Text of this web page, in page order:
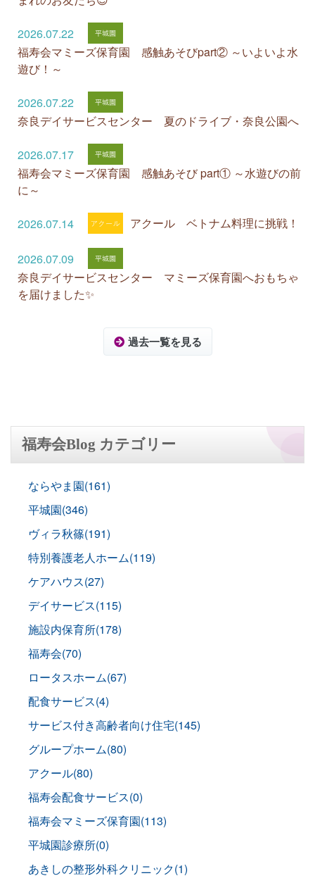
2026.07.22
福寿会マミーズ保育園 感触あそびpart② ～いよいよ水
遊び！～
2026.07.22
奈良デイサービスセンター 夏のドライブ・奈良公園へ
2026.07.17
福寿会マミーズ保育園 感触あそび part① ～水遊びの前
に～
2026.07.14 アクール ベトナム料理に挑戦！
2026.07.09
奈良デイサービスセンター マミーズ保育園へおもちゃ
を届けました✨
過去一覧を見る
福寿会Blog カテゴリー
ならやま園(161)
平城園(346)
ヴィラ秋篠(191)
特別養護老人ホーム(119)
ケアハウス(27)
デイサービス(115)
施設内保育所(178)
福寿会(70)
ロータスホーム(67)
配食サービス(4)
サービス付き高齢者向け住宅(145)
グループホーム(80)
アクール(80)
福寿会配食サービス(0)
福寿会マミーズ保育園(113)
平城園診療所(0)
あきしの整形外科クリニック(1)